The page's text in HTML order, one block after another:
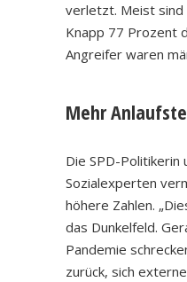
verletzt. Meist sind
Knapp 77 Prozent
Angreifer waren
Mehr
Die SPD-Politikerin
Sozialexperten
höhere Zahlen.
das Dunkelfeld.
Pandemie
zurück, sich